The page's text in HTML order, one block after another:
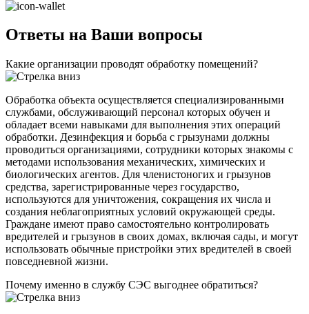
Ответы на Ваши вопросы
Какие организации проводят обработку помещений?
Обработка объекта осуществляется специализированными
службами, обслуживающий персонал которых обучен и
обладает всеми навыками для выполнения этих операций
обработки. Дезинфекция и борьба с грызунами должны
проводиться организациями, сотрудники которых знакомы с
методами использования механических, химических и
биологических агентов. Для членистоногих и грызунов
средства, зарегистрированные через государство,
используются для уничтожения, сокращения их числа и
создания неблагоприятных условий окружающей среды.
Граждане имеют право самостоятельно контролировать
вредителей и грызунов в своих домах, включая сады, и могут
использовать обычные пристройки этих вредителей в своей
повседневной жизни.
Почему именно в службу СЭС выгоднее обратиться?